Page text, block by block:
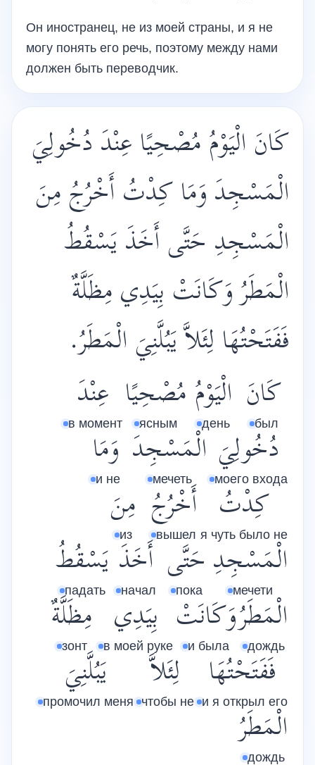
Он иностранец, не из моей страны, и я не
могу понять его речь, поэтому между нами
должен быть переводчик.
كَانَ الْيَوْمُ مُصْحِيًا عِنْدَ دُخُولِيَ
الْمَسْجِدَ وَمَا كِدْتُ أَخْرُجُ مِنَ
الْمَسْجِدِ حَتَّى أَخَذَ يَسْقُطُ
الْمَطَرُ وَكَانَتْ بِيَدِي مِظَلَّةٌ
فَفَتَحْتُهَا لِئَلاَّ يَبُلَّنِيَ الْمَطَرُ.
كَانَ
был
الْيَوْمُ
день
مُصْحِيًا
ясным
عِنْدَ
в момент
دُخُولِيَ
моего входа
الْمَسْجِدَ
мечеть
وَمَا
и не
كِدْتُ
я чуть было не
أَخْرُجُ
вышел
مِنَ
из
الْمَسْجِدِ
мечети
حَتَّى
пока
أَخَذَ
начал
يَسْقُطُ
падать
الْمَطَرُ
дождь
وَكَانَتْ
и была
بِيَدِي
в моей руке
مِظَلَّةٌ
зонт
فَفَتَحْتُهَا
и я открыл его
لِئَلاَّ
чтобы не
يَبُلَّنِيَ
промочил меня
الْمَطَرُ
дождь